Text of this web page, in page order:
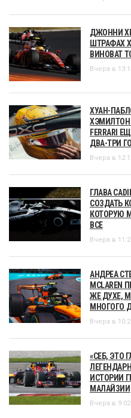
ДЖОННИ
ШТРАФАХ
ВИНОВАТ
Вчера в
ХУАН-
ХЭМИЛТОН
FERRARI
ДВА-ТРИ
Вчера в
ГЛАВА
СОЗДАТЬ
КОТОРУЮ
ВСЕ
Вчера в
АНДРЕА
ЖЕ ДУХЕ,
МНОГОГО
Вчера в
«СЕБ, ЭТО
ИСТОРИИ
МАЛАЙЗИИ
Вчера в 9:02